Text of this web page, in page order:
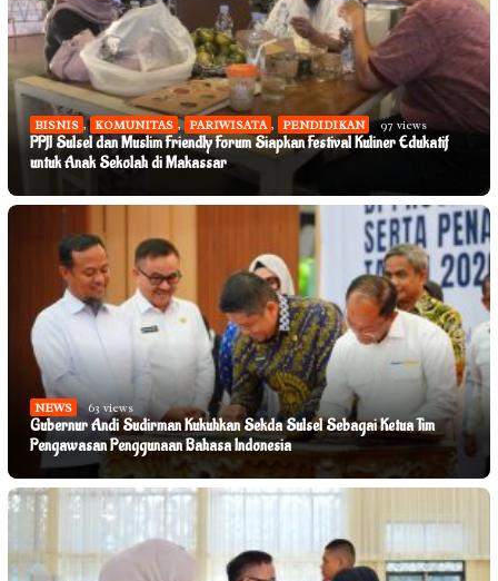
BISNIS , KOMUNITAS , PARIWISATA , PENDIDIKAN 97 views
PPJI Sulsel dan Muslim Friendly Forum Siapkan Festival Kuliner Edukatif
untuk Anak Sekolah di Makassar
NEWS 63 views
Gubernur Andi Sudirman Kukuhkan Sekda Sulsel Sebagai Ketua Tim
Pengawasan Penggunaan Bahasa Indonesia